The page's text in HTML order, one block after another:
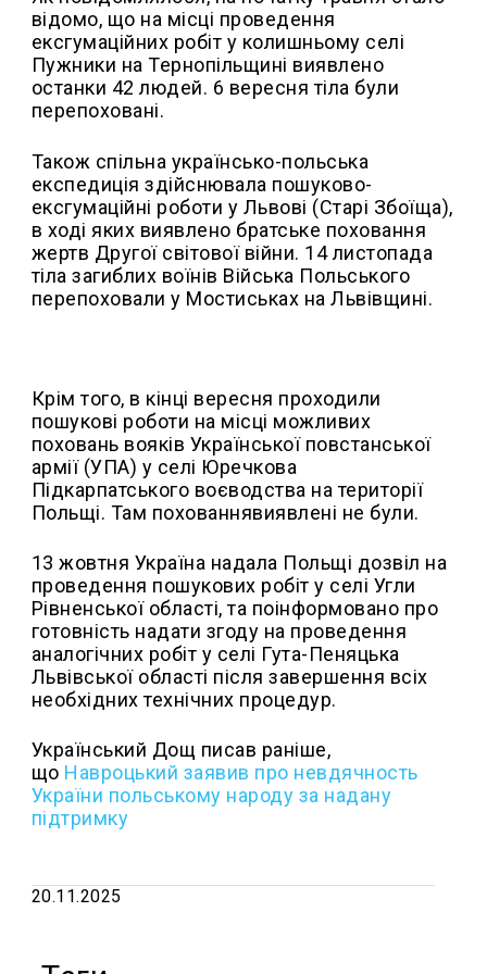
відомо, що на місці проведення
ексгумаційних робіт у колишньому селі
Пужники на Тернопільщині виявлено
останки 42 людей. 6 вересня тіла були
перепоховані.
Також спільна українсько-польська
експедиція здійснювала пошуково-
ексгумаційні роботи у Львові (Старі Збоїща),
в ході яких виявлено братське поховання
жертв Другої світової війни. 14 листопада
тіла загиблих воїнів Війська Польського
перепоховали у Мостиськах на Львівщині.
Крім того, в кінці вересня проходили
пошукові роботи на місці можливих
поховань вояків Української повстанської
армії (УПА) у селі Юречкова
Підкарпатського воєводства на території
Польщі. Там похованнявиявлені не були.
13 жовтня Україна надала Польщі дозвіл на
проведення пошукових робіт у селі Угли
Рівненської області, та поінформовано про
готовність надати згоду на проведення
аналогічних робіт у селі Гута-Пеняцька
Львівської області після завершення всіх
необхідних технічних процедур.
Український Дощ писав раніше,
що Навроцький заявив про невдячность
України польському народу за надану
підтримку
20.11.2025